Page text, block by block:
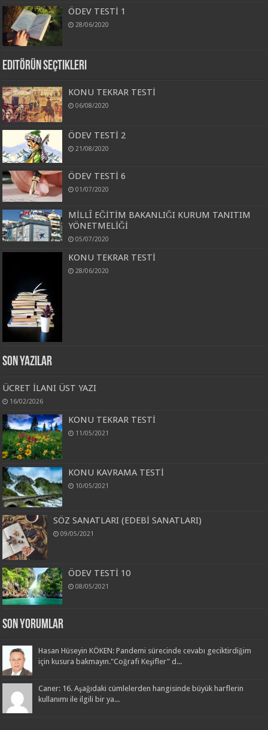
ÖDEV TESTİ 1
28/06/2020
Editörün Seçtikleri
KONU TEKRAR TESTİ
06/08/2020
ÖDEV TESTİ 2
21/08/2020
ÖDEV TESTİ 6
01/07/2020
MİLLÎ EĞİTİM BAKANLIĞI KURUM TANITIM
YÖNETMELİĞİ
05/07/2020
KONU TEKRAR TESTİ
28/06/2020
Son Yazılar
ÜCRET İLANI ÜST YAZI
16/02/2026
KONU TEKRAR TESTİ
11/05/2021
KONU KAVRAMA TESTİ
10/05/2021
SÖZ SANATLARI (EDEBİ SANATLARI)
09/05/2021
ÖDEV TESTİ 10
08/05/2021
Son Yorumlar
Hasan Hüseyin KÖKEN: Pandemi sürecinde cevabı geciktirdiğim
için kusura bakmayın."Coğrafi Keşifler" d...
Caner: 16. Aşağıdaki cümlelerden hangisinde büyük harflerin
kullanımı ile ilgili bir ya...